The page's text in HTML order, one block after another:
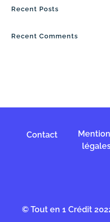
Recent Posts
Recent Comments
Contact
© Tout en 1 Crédit